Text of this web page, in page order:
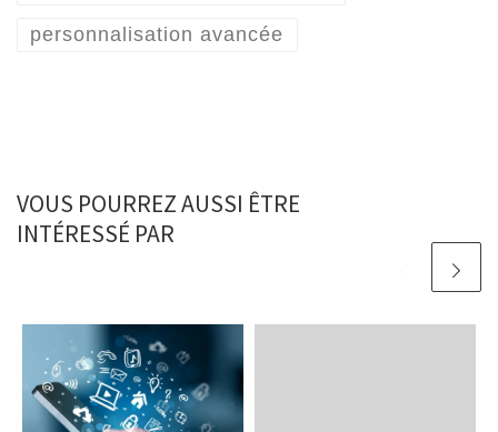
personnalisation avancée
VOUS POURREZ AUSSI ÊTRE
INTÉRESSÉ PAR